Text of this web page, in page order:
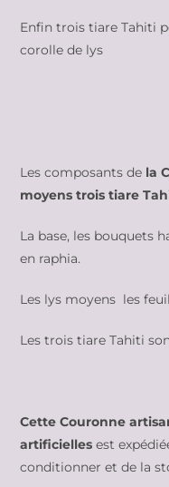
Enfin trois tiare Tahiti
corolle de lys
Les composants de la
moyens trois tiare
La base, les bouquets
en raphia.
Les lys moyens les
Les trois tiare Tahiti
Cette Couronne
artificielles est
conditionner et de la